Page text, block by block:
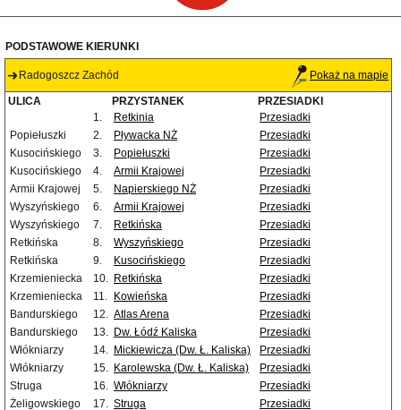
PODSTAWOWE KIERUNKI
Radogoszcz Zachód Pokaż na mapie
ULICA PRZYSTANEK
PRZESIADKI
1.
Retkinia
Przesiadki
Popiełuszki
2. Pływacka NŻ
Przesiadki
Kusocińskiego
3. Popiełuszki
Przesiadki
Kusocińskiego
4. Armii Krajowej
Przesiadki
Armii Krajowej
5. Napierskiego NŻ
Przesiadki
Wyszyńskiego
6. Armii Krajowej
Przesiadki
Wyszyńskiego
7. Retkińska
Przesiadki
Retkińska
8. Wyszyńskiego
Przesiadki
Retkińska
9. Kusocińskiego
Przesiadki
Krzemieniecka
10. Retkińska
Przesiadki
Krzemieniecka
11. Kowieńska
Przesiadki
Bandurskiego
12. Atlas Arena
Przesiadki
Bandurskiego
13. Dw. Łódź Kaliska
Przesiadki
Włókniarzy
14. Mickiewicza (Dw. Ł. Kaliska)
Przesiadki
Włókniarzy
15. Karolewska (Dw. Ł. Kaliska)
Przesiadki
Struga
16. Włókniarzy
Przesiadki
Żeligowskiego
17. Struga
Przesiadki